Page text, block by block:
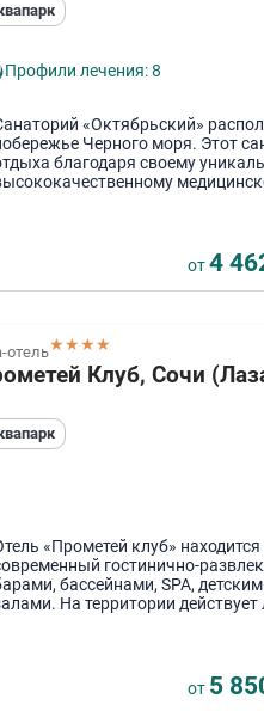
Профили лечения: 8
«Октябрьский»
Черного моря. Этот
благодаря своему
от4
отель★★★★
Клуб, Сочи
«Прометей клуб»
гостинично-
бассейнами, SPA,
На территории
от 5